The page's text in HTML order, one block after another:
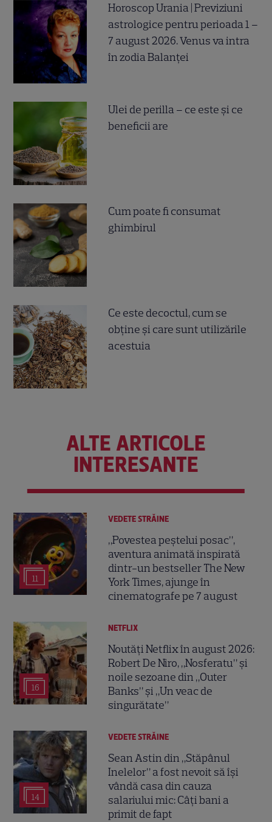
Horoscop Urania | Previziuni
astrologice pentru perioada 1 –
7 august 2026. Venus va intra
în zodia Balanței
Ulei de perilla – ce este și ce
beneficii are
Cum poate fi consumat
ghimbirul
Ce este decoctul, cum se
obţine şi care sunt utilizările
acestuia
ALTE ARTICOLE
INTERESANTE
11
VEDETE STRĂINE
„Povestea peștelui posac”,
aventura animată inspirată
dintr-un bestseller The New
York Times, ajunge în
cinematografe pe 7 august
16
NETFLIX
Noutăți Netflix în august 2026:
Robert De Niro, „Nosferatu” și
noile sezoane din „Outer
Banks” și „Un veac de
singurătate”
14
VEDETE STRĂINE
Sean Astin din „Stăpânul
Inelelor” a fost nevoit să își
vândă casa din cauza
salariului mic: Câți bani a
primit de fapt